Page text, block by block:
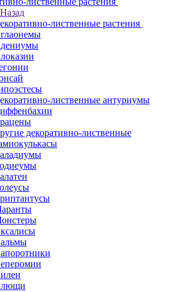
Назад
лиственные растения
лиственные антуриумы
декоративно-лиственные